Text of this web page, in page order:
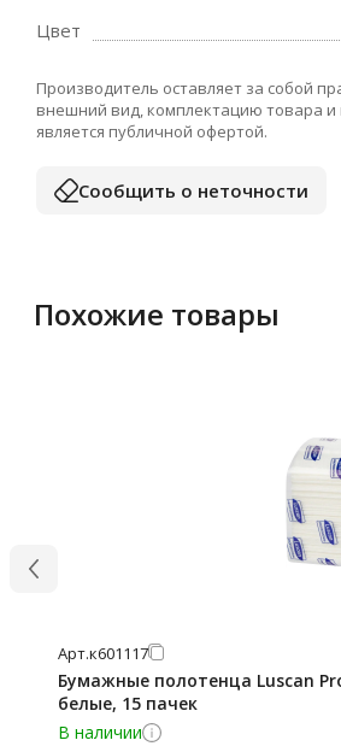
Цвет
Производитель оставляет за собой
внешний вид, комплектацию товара и
является публичной офертой.
Сообщить о неточности
Похожие товары
Арт.к601117
Бумажные полотенца Luscan
белые, 15 пачек
В наличии